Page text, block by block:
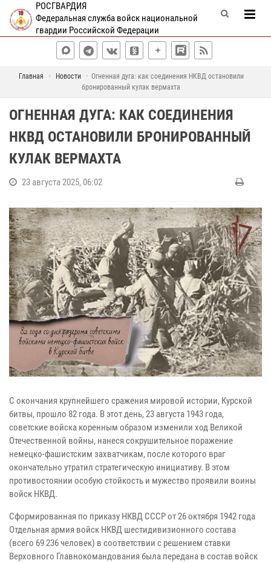
РОСГВАРДИЯ
Федеральная служба войск национальной
гвардии Российской Федерации
Главная Новости
Огненная дуга: как соединения НКВД остановили
бронированный кулак вермахта
ОГНЕННАЯ ДУГА: КАК СОЕДИНЕНИЯ
НКВД ОСТАНОВИЛИ БРОНИРОВАННЫЙ
КУЛАК ВЕРМАХТА
23 августа 2025, 06:02
С окончания крупнейшего сражения мировой истории, Курской
битвы, прошло 82 года. В этот день, 23 августа 1943 года,
советские войска коренным образом изменили ход Великой
Отечественной войны, нанеся сокрушительное поражение
немецко-фашистским захватчикам, после которого враг
окончательно утратил стратегическую инициативу. В этом
противостоянии особую стойкость и мужество проявили воины
войск НКВД.
Сформированная по приказу НКВД СССР от 26 октября 1942 года
Отдельная армия войск НКВД шестидивизионного состава
(всего 69 236 человек) в соответствии с решением ставки
Верховного Главнокомандования была передана в состав войск